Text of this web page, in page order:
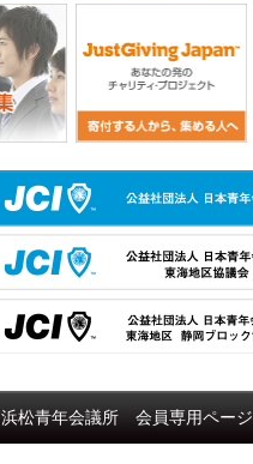
浜松青年会議所 会員専用ページ